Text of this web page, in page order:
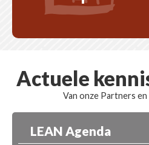
Actuele
Van onze Partners
LEAN Agenda